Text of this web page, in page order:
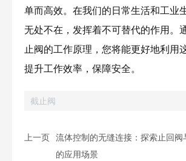
单而高效。在我们的日常生活和工业
无处不在，发挥着不可替代的作用。
止阀的工作原理，您将能更好地利用
提升工作效率，保障安全。
截止阀
上一页 流体控制的无缝连接：探索止回阀
的应用场景